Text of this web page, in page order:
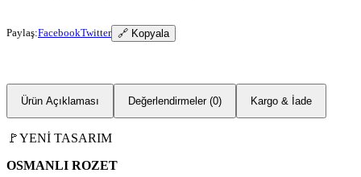
Paylaş:FacebookTwitter 🔗 Kopyala
Ürün Açıklaması Değerlendirmeler (0) Kargo & İade
🚩YENİ TASARIM
OSMANLI ROZET